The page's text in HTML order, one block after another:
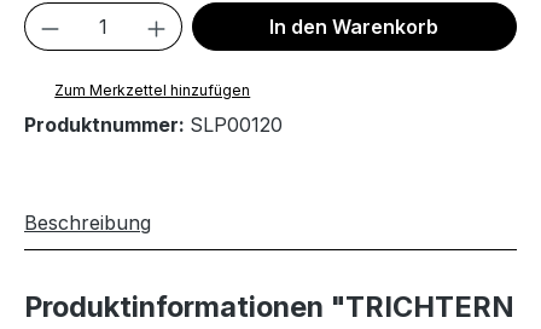
Produkt Anzahl: Gib den gewünschten
In den Warenkorb
Zum Merkzettel hinzufügen
Produktnummer: SLP00120
Beschreibung
Produktinformationen "TRICHTERN